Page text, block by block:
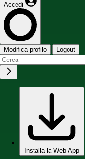
Accedi
Modifica profilo Logout
Installa la Web App